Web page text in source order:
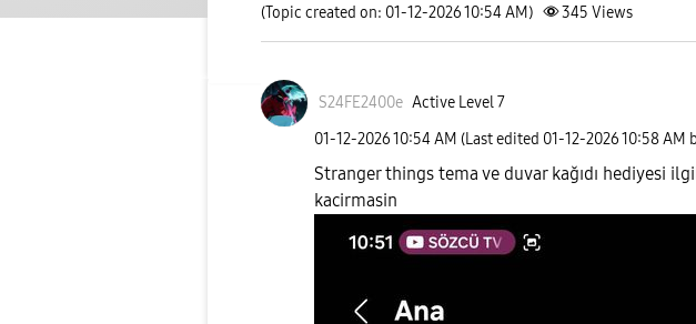
(Topic created on: 01-12-2026 10:54 AM) 345 Views
S24FE2400e Active Level 7
‎01-12-202610:54 AM (Last edited ‎01-12-202610:58 AM
Stranger things tema ve duvar kağıdı hediyesi
kacirmasin